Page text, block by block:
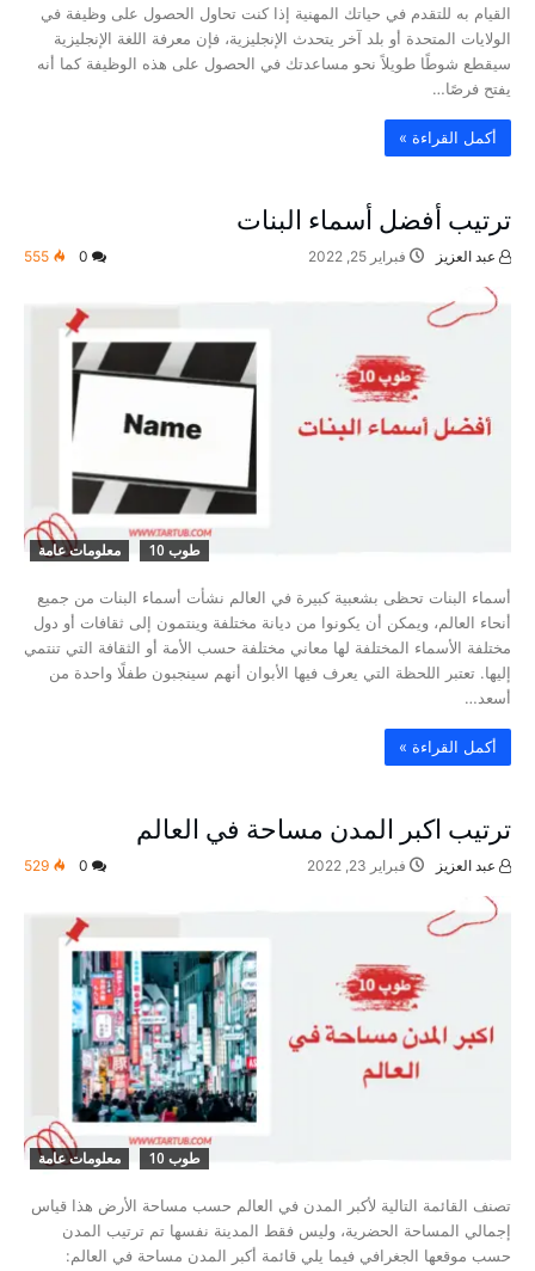
القيام به للتقدم في حياتك المهنية إذا كنت تحاول الحصول على وظيفة في
الولايات المتحدة أو بلد آخر يتحدث الإنجليزية، فإن معرفة اللغة الإنجليزية
سيقطع شوطًا طويلاً نحو مساعدتك في الحصول على هذه الوظيفة كما أنه
يفتح فرصًا…
‫أكمل القراءة »‬
ترتيب أفضل أسماء البنات
عبد العزيز فبراير 25, 2022 555
طوب 10 معلومات عامة
أسماء البنات تحظى بشعبية كبيرة في العالم نشأت أسماء البنات من جميع
أنحاء العالم، ويمكن أن يكونوا من ديانة مختلفة وينتمون إلى ثقافات أو دول
مختلفة الأسماء المختلفة لها معاني مختلفة حسب الأمة أو الثقافة التي تنتمي
إليها. تعتبر اللحظة التي يعرف فيها الأبوان أنهم سينجبون طفلًا واحدة من
أسعد…
‫أكمل القراءة »‬
ترتيب اكبر المدن مساحة في العالم
عبد العزيز فبراير 23, 2022 529
طوب 10 معلومات عامة
تصنف القائمة التالية لأكبر المدن في العالم حسب مساحة الأرض هذا قياس
إجمالي المساحة الحضرية، وليس فقط المدينة نفسها تم ترتيب المدن
حسب موقعها الجغرافي فيما يلي قائمة أكبر المدن مساحة في العالم: